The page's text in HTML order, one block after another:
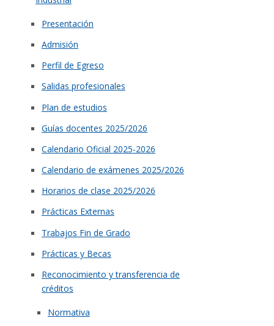
Presentación
Admisión
Perfil de Egreso
Salidas profesionales
Plan de estudios
Guías docentes 2025/2026
Calendario Oficial 2025-2026
Calendario de exámenes 2025/2026
Horarios de clase 2025/2026
Prácticas Externas
Trabajos Fin de Grado
Prácticas y Becas
Reconocimiento y transferencia de
créditos
Normativa